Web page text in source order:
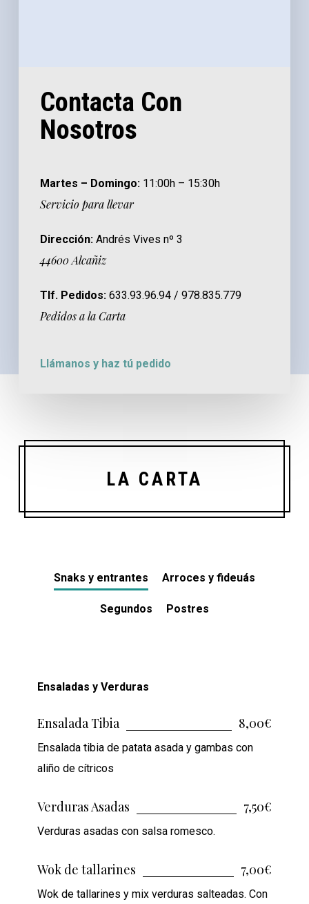
Contacta Con
Nosotros
Martes – Domingo: 11:00h – 15:30h
Servicio para llevar
Dirección: Andrés Vives nº 3
44600 Alcañiz
Tlf. Pedidos: 633.93.96.94 / 978.835.779
Pedidos a la Carta
Llámanos y haz tú pedido
LA CARTA
Snaks y entrantes Arroces y fideuás
Segundos Postres
Ensaladas y Verduras
Ensalada Tibia 8,00€
Ensalada tibia de patata asada y gambas con
aliño de cítricos
Verduras Asadas 7,50€
Verduras asadas con salsa romesco.
Wok de tallarines 7,00€
Wok de tallarines y mix verduras salteadas. Con